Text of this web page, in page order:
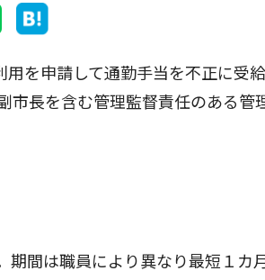
を申請して通勤手当を不正に受
市長を含む管理監督責任のある管
間は職員により異なり最短１カ